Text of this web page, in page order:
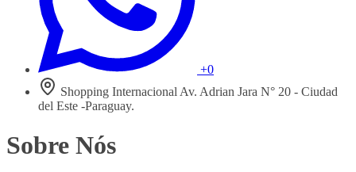
+0
Shopping Internacional Av. Adrian Jara N° 20 - Ciudad
del Este -Paraguay.
Sobre Nós